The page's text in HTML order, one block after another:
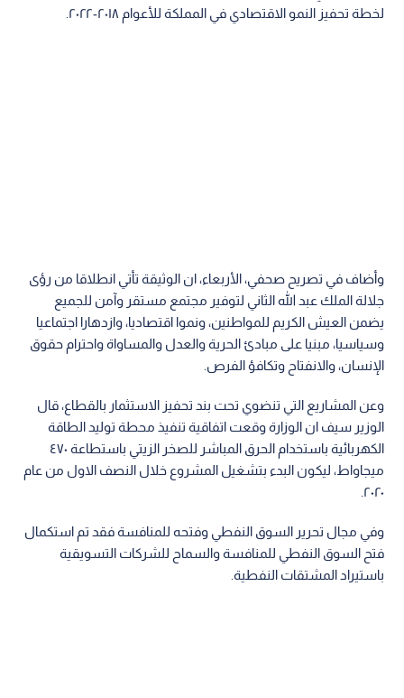
لخطة تحفيز النمو الاقتصادي في المملكة للأعوام ٢٠١٨-٢٠٢٢.
وأضاف في تصريح صحفي، الأربعاء، ان الوثيقة تأتي انطلاقا من رؤى
جلالة الملك عبد الله الثاني لتوفير مجتمع مستقر وآمن للجميع
يضمن العيش الكريم للمواطنين، ونموا اقتصاديا، وازدهارا اجتماعيا
وسياسيا، مبنيا على مبادئ الحرية والعدل والمساواة واحترام حقوق
الإنسان، والانفتاح وتكافؤ الفرص.
وعن المشاريع التي تنضوي تحت بند تحفيز الاستثمار بالقطاع، قال
الوزير سيف ان الوزارة وقعت اتفاقية تنفيذ محطة توليد الطاقة
الكهربائية باستخدام الحرق المباشر للصخر الزيتي باستطاعة ٤٧٠
ميجاواط، ليكون البدء بتشغيل المشروع خلال النصف الاول من عام
٢٠٢٠.
وفي مجال تحرير السوق النفطي وفتحه للمنافسة فقد تم استكمال
فتح السوق النفطي للمنافسة والسماح للشركات التسويقية
باستيراد المشتقات النفطية.